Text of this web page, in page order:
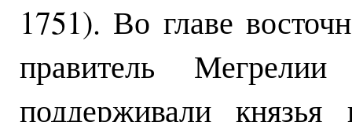
1751). Во главе
правитель
поддерживали